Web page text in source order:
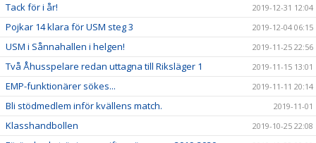
Tack för i år! 2019-12-31 12:04
Pojkar 14 klara för USM steg 3 2019-12-04 06:15
USM i Sånnahallen i helgen! 2019-11-25 22:56
Två Åhusspelare redan uttagna till Riksläger 1 2019-11-15 13:01
EMP-funktionärer sökes... 2019-11-11 20:14
Bli stödmedlem inför kvällens match. 2019-11-01
Klasshandbollen 2019-10-25 22:08